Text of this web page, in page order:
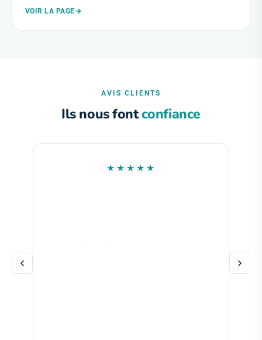
VOIR LA PAGE
AVIS CLIENTS
Ils nous fontconfiance
★★★★★